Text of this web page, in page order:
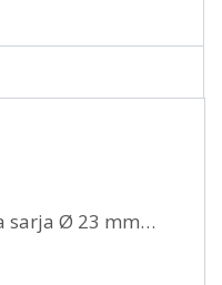
sarja Ø 23 mm…